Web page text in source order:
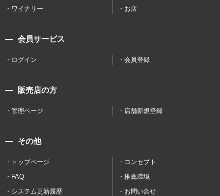
ワイナリー お店
会員サービス
ログイン 会員登録
販売店の方
管理ページ 店舗新規登録
その他
トップページ
コンセプト
FAQ
推薦環境
システム更新履歴
お問い合せ